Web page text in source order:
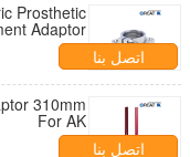
Prosthetic
Adaptor
اتصل بنا
310mm
For AK
اتصل بنا